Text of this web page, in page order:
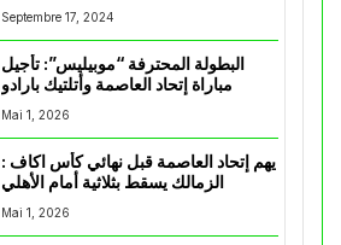
Septembre 17, 2024
البطولة المحترفة “موبيليس”: تأجيل
مباراة إتحاد العاصمة وأتلتيك بارادو
Mai 1, 2026
يهم إتحاد العاصمة قبل نهائي كأس اكاف :
Mai 1, 2026